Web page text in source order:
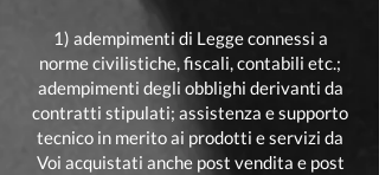
1) adempimenti di Legge connessi a
norme civilistiche, fiscali, contabili etc.;
adempimenti degli obblighi derivanti da
contratti stipulati; assistenza e supporto
tecnico in merito ai prodotti e servizi da
Voi acquistati anche post vendita e post